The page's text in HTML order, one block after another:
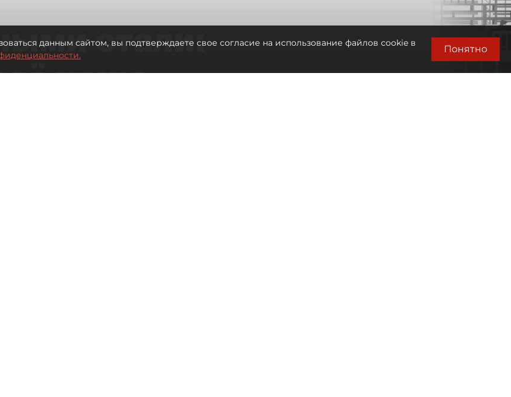
стали:
чаще
данным сайтом, вы подтверждаете свое согласие на использование файлов cookie в
Понятно